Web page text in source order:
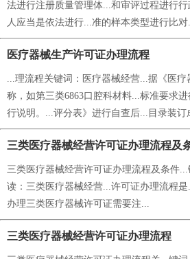
法进行注册质量管理体...和审评过程进行
人应当是依法进行...准的样本类型进行比对
医疗器械生产许可证办理流程
...理流程关键词：医疗器械经营...据《医疗
称，如第三类6863口腔科材料...标准要求
行说明。...评分表》进行自查后...目录装订
三类医疗器械经营许可证办理流程及
三类医疗器械经营许可证办理流程及条件
读：三类医疗器械经营...许可证办理流程是
办理三类医疗器械许可证需要注...
三类医疗器械经营许可证办理流程